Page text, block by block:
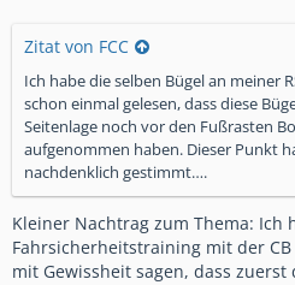
Zitat von FCC
Ich habe die selben Bügel an meiner
schon einmal gelesen, dass diese
Seitenlage noch vor den Fußrasten
aufgenommen haben. Dieser Punkt
nachdenklich gestimmt….
Kleiner Nachtrag zum Thema: Ich
Fahrsicherheitstraining mit der
mit Gewissheit sagen, dass